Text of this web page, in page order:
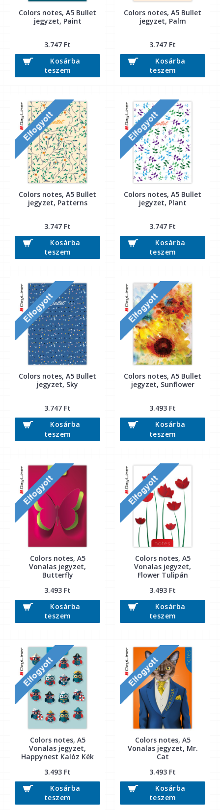
Colors notes, A5 Bullet
jegyzet, Paint
3.747 Ft
Kosárba
teszem
Colors notes, A5 Bullet
jegyzet, Palm
3.747 Ft
Kosárba
teszem
Colors notes, A5 Bullet
jegyzet, Patterns
3.747 Ft
Kosárba
teszem
Colors notes, A5 Bullet
jegyzet, Plant
3.747 Ft
Kosárba
teszem
Colors notes, A5 Bullet
jegyzet, Sky
3.747 Ft
Kosárba
teszem
Colors notes, A5 Bullet
jegyzet, Sunflower
3.493 Ft
Kosárba
teszem
Colors notes, A5
Vonalas jegyzet,
Butterfly
3.493 Ft
Kosárba
teszem
Colors notes, A5
Vonalas jegyzet,
Flower Tulipán
3.493 Ft
Kosárba
teszem
Colors notes, A5
Vonalas jegyzet,
Happynest Kalóz Kék
3.493 Ft
Kosárba
teszem
Colors notes, A5
Vonalas jegyzet, Mr.
Cat
3.493 Ft
Kosárba
teszem